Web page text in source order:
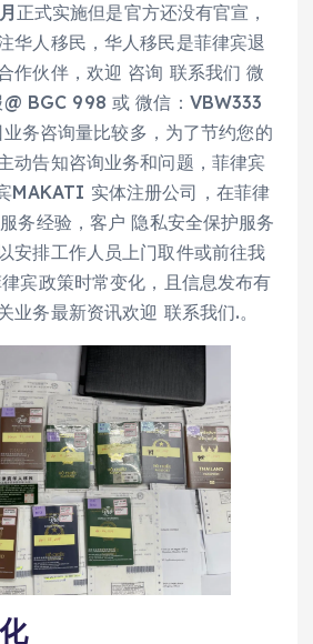
正式实施但是官方还没有官宣，
华人移民，华人移民是菲律宾退
作伙伴，欢迎 咨询 联系我们 微
BGC 998 或 微信：VBW333
务咨询量比较多，为了节约您的
动告知咨询业务和问题，菲律宾
MAKATI 实体注册公司，在菲律
务经验，客户 隐私安全保护服务
安排工作人员上门取件或前往我
宾政策时常变化，且信息发布有
业务最新资讯欢迎 联系我们.。